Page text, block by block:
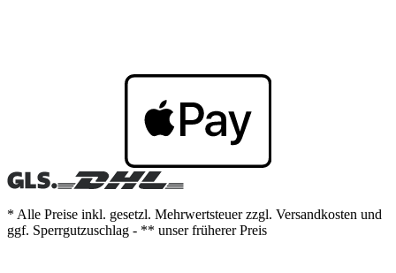
* Alle Preise inkl. gesetzl. Mehrwertsteuer zzgl. Versandkosten und
ggf. Sperrgutzuschlag - ** unser früherer Preis